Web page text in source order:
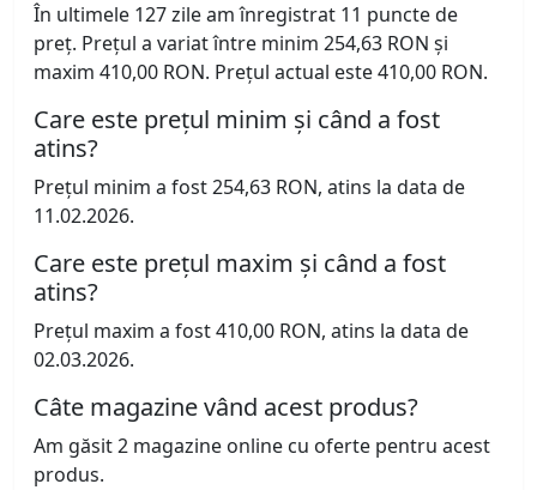
În ultimele 127 zile am înregistrat 11 puncte de
preț. Prețul a variat între minim 254,63 RON și
maxim 410,00 RON. Prețul actual este 410,00 RON.
Care este prețul minim și când a fost
atins?
Prețul minim a fost 254,63 RON, atins la data de
11.02.2026.
Care este prețul maxim și când a fost
atins?
Prețul maxim a fost 410,00 RON, atins la data de
02.03.2026.
Câte magazine vând acest produs?
Am găsit 2 magazine online cu oferte pentru acest
produs.